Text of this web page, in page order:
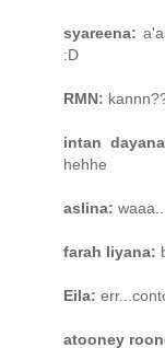
syareena:
:D
RMN:
intan
hehhe
aslina:
farah liyana:
Eila:
atooney